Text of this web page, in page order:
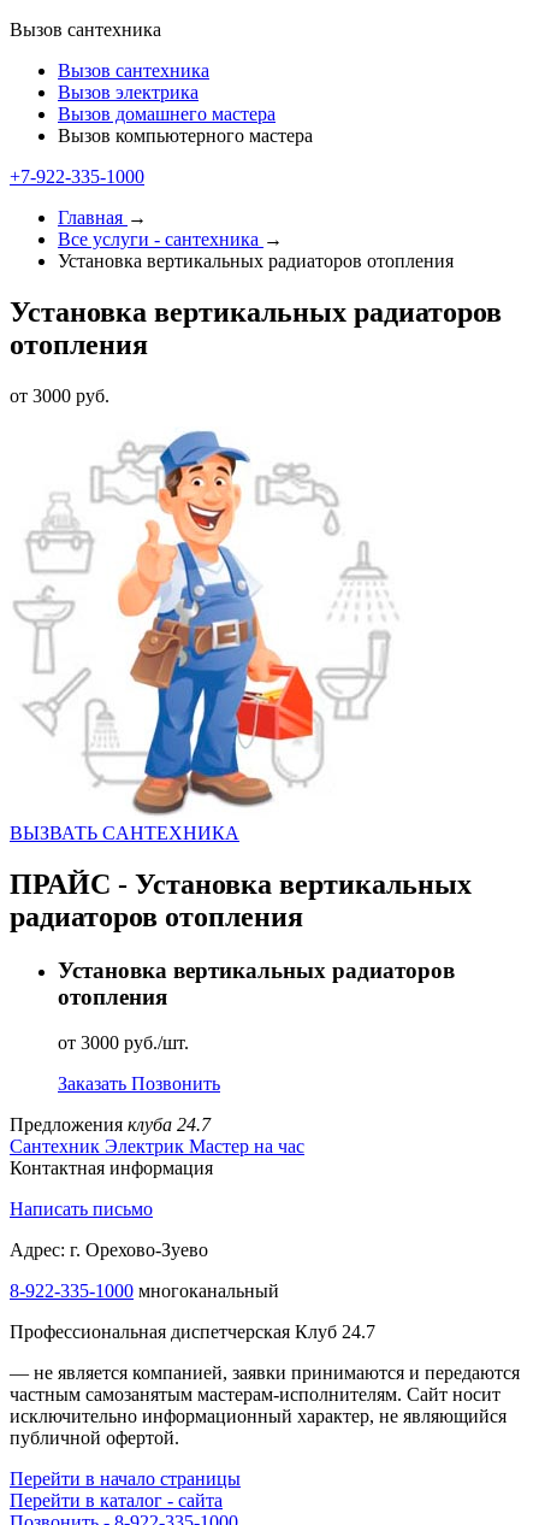
Вызов сантехника
Вызов сантехника
Вызов электрика
Вызов домашнего мастера
Вызов компьютерного мастера
+7-922-335-1000
Главная →
Все услуги - cантехника →
Установка вертикальных радиаторов отопления
Установка вертикальных радиаторов
отопления
от 3000 руб.
ВЫЗВАТЬ CАНТЕХНИКА
ПРАЙС - Установка вертикальных
радиаторов отопления
Установка вертикальных радиаторов
отопления
от 3000 руб./шт.
Заказать Позвонить
Предложения клуба 24.7
Сантехник Электрик Мастер на час
Контактная информация
Написать письмо
Адрес: г. Орехово-Зуево
8-922-335-1000 многоканальный
Профессиональная диспетчерская Клуб 24.7
— не является компанией, заявки принимаются и передаются
частным самозанятым мастерам‑исполнителям. Сайт носит
исключительно информационный характер, не являющийся
публичной офертой.
Перейти в начало страницы
Перейти в каталог - сайта